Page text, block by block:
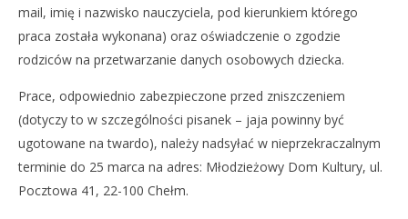
12
marca
2019
mail, imię i nazwisko nauczyciela, pod kierunkiem którego
praca została wykonana) oraz oświadczenie o zgodzie
rodziców na przetwarzanie danych osobowych dziecka.
Prace, odpowiednio zabezpieczone przed zniszczeniem
(dotyczy to w szczególności pisanek – jaja powinny być
ugotowane na twardo), należy nadsyłać w nieprzekraczalnym
terminie do 25 marca na adres: Młodzieżowy Dom Kultury, ul.
Pocztowa 41, 22-100 Chełm.